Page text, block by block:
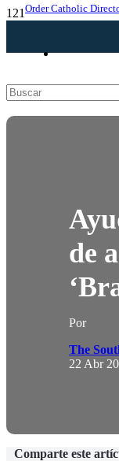
Order Catholic
de
Por
The
22 Abr
Comparte este